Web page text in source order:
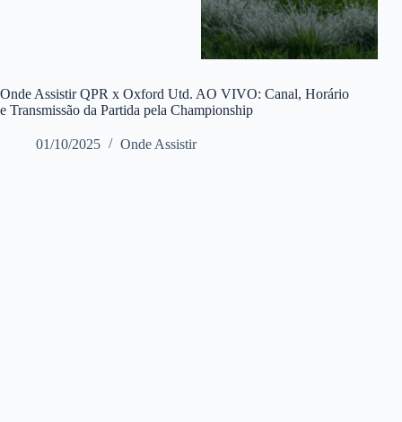
Onde Assistir QPR x Oxford Utd. AO VIVO: Canal, Horário
e Transmissão da Partida pela Championship
01/10/2025 Onde Assistir